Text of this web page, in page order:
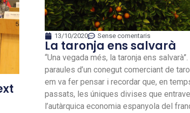
13/10/2020 Sense comentaris
La taronja ens salvarà
“Una vegada més, la taronja ens
paraules d’un conegut comerciant de
em va fer pensar i recordar que, en
passats, les úniques divises que
l’autàrquica economia espanyola del